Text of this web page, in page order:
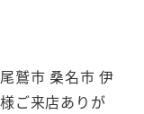
鷲市 桑名市 伊
ご来店ありが